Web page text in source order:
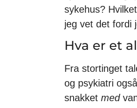
sykehus?
jeg vet det fordi
Hva er et
Fra stortinget
og psykiatri
snakket med